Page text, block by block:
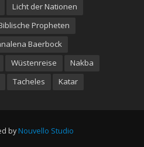
Licht der Nationen
Propheten
Baerbock
Wüstenreise
Nakba
Tacheles Katar
by Nouvello Studio